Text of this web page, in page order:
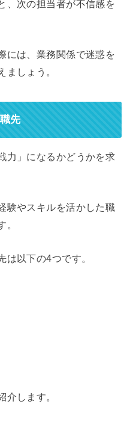
、次の担当者が不信感を
には、業務関係で迷惑を
ましょう。
先
力」になるかどうかを求
験やスキルを活かした職
。
は以下の4つです。
介します。